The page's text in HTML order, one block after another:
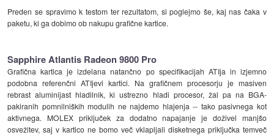
Preden se spravimo k testom ter rezultatom, si poglejmo še, kaj nas čaka v
paketu, ki ga dobimo ob nakupu grafične kartice.
Sapphire Atlantis Radeon 9800 Pro
Grafična kartica je izdelana natančno po specifikacijah ATIja in izjemno
podobna referenčni ATIjevi kartici. Na grafičnem procesorju je masiven
rebrast aluminijast hladilnik, ki ustrezno hladi procesor, žal pa na BGA-
pakiranih pomnilniških modulih ne najdemo hlajenja -- tako pasivnega kot
aktivnega. MOLEX priključek za dodatno napajanje je doživel manjšo
osvežitev, saj v kartico ne bomo več vklapljali disketnega priključka temveč